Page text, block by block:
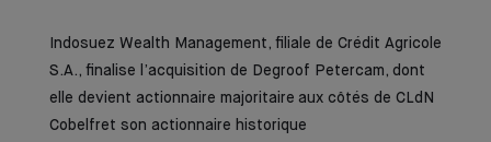
Indosuez Wealth Management, filiale de Crédit Agricole
S.A., finalise l’acquisition de Degroof Petercam, dont
elle devient actionnaire majoritaire aux côtés de CLdN
Cobelfret son actionnaire historique